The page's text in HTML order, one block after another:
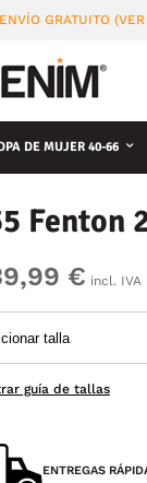
ENVÍO GRATUITO
DE MUJER 40-66
Fenton
€ incl. IVA
guía de tallas
ENTREGAS